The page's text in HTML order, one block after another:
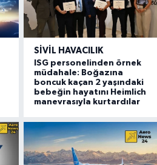
SIVIL HAVACILIK
ISG personelinden örnek
müdahale: Boğazına
boncuk kaçan 2 yaşındaki
bebeğin hayatını Heimlich
manevrasıyla kurtardılar